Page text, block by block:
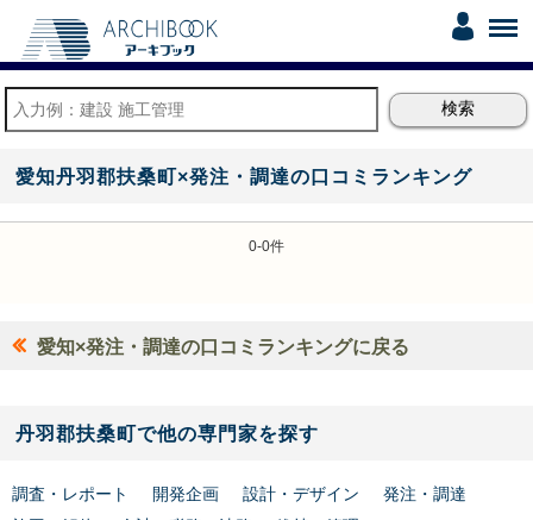
愛知丹羽郡扶桑町×発注・調達の口コミランキング
0-0件
愛知×発注・調達の口コミランキングに戻る
丹羽郡扶桑町で他の専門家を探す
調査・レポート 開発企画 設計・デザイン
発注・調達